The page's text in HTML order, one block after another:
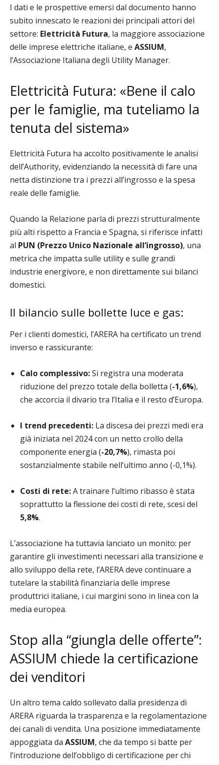
I dati e le prospettive emersi dal documento hanno
subito innescato le reazioni dei principali attori del
settore: Elettricità Futura, la maggiore associazione
delle imprese elettriche italiane, e ASSIUM,
l’Associazione Italiana degli Utility Manager.
Elettricità Futura: «Bene il calo
per le famiglie, ma tuteliamo la
tenuta del sistema»
Elettricità Futura ha accolto positivamente le analisi
dell’Authority, evidenziando la necessità di fare una
netta distinzione tra i prezzi all’ingrosso e la spesa
reale delle famiglie.
Quando la Relazione parla di prezzi strutturalmente
più alti rispetto a Francia e Spagna, si riferisce infatti
al PUN (Prezzo Unico Nazionale all’ingrosso), una
metrica che impatta sulle utility e sulle grandi
industrie energivore, e non direttamente sui bilanci
domestici.
Il bilancio sulle bollette luce e gas:
Per i clienti domestici, l’ARERA ha certificato un trend
inverso e rassicurante:
Calo complessivo:Si registra una moderata
riduzione del prezzo totale della bolletta (-1,6%),
che accorcia il divario tra l’Italia e il resto d’Europa.
I trend precedenti: La discesa dei prezzi medi era
già iniziata nel 2024 con un netto crollo della
componente energia (-20,7%), rimasta poi
sostanzialmente stabile nell’ultimo anno (-0,1%).
Costi di rete:A trainare l’ultimo ribasso è stata
soprattutto la flessione dei costi di rete, scesi del
5,8%.
L’associazione ha tuttavia lanciato un monito: per
garantire gli investimenti necessari alla transizione e
allo sviluppo della rete, l’ARERA deve continuare a
tutelare la stabilità finanziaria delle imprese
produttrici italiane, i cui margini sono in linea con la
media europea.
Stop alla “giungla delle offerte”:
ASSIUM chiede la certificazione
dei venditori
Un altro tema caldo sollevato dalla presidenza di
ARERA riguarda la trasparenza e la regolamentazione
dei canali di vendita. Una posizione immediatamente
appoggiata da ASSIUM, che da tempo si batte per
l’introduzione dell’obbligo di certificazione per chi